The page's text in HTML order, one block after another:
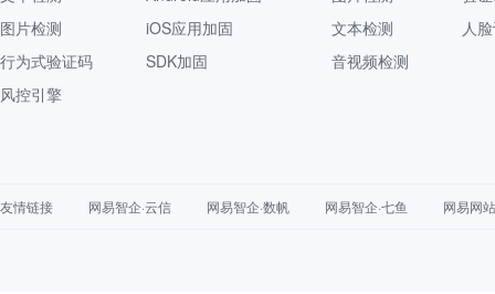
图片检测
行为式验证码
风控引擎
iOS应用加固
SDK加固
文本检测
音视频检测
人
友情链接 网易智企·云信 网易智企·数帆 网易智企·七鱼 网易网